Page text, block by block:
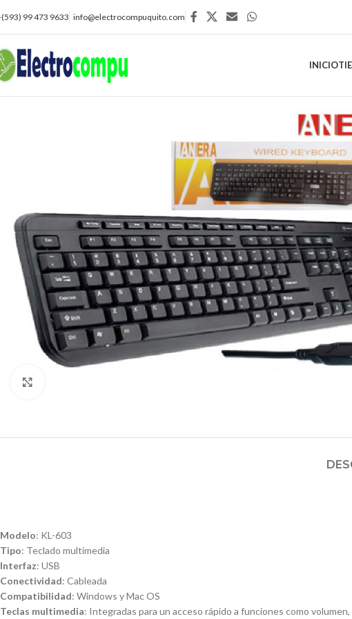
99 473 9633 info@electrocompuquito.com
INICIO
Modelo: KL-603
Tipo: Teclado multimedia
Interfaz: USB
Conectividad: Cableada
Compatibilidad: Windows y Mac OS
Teclas multimedia: Integradas para un acceso rápido a funciones como